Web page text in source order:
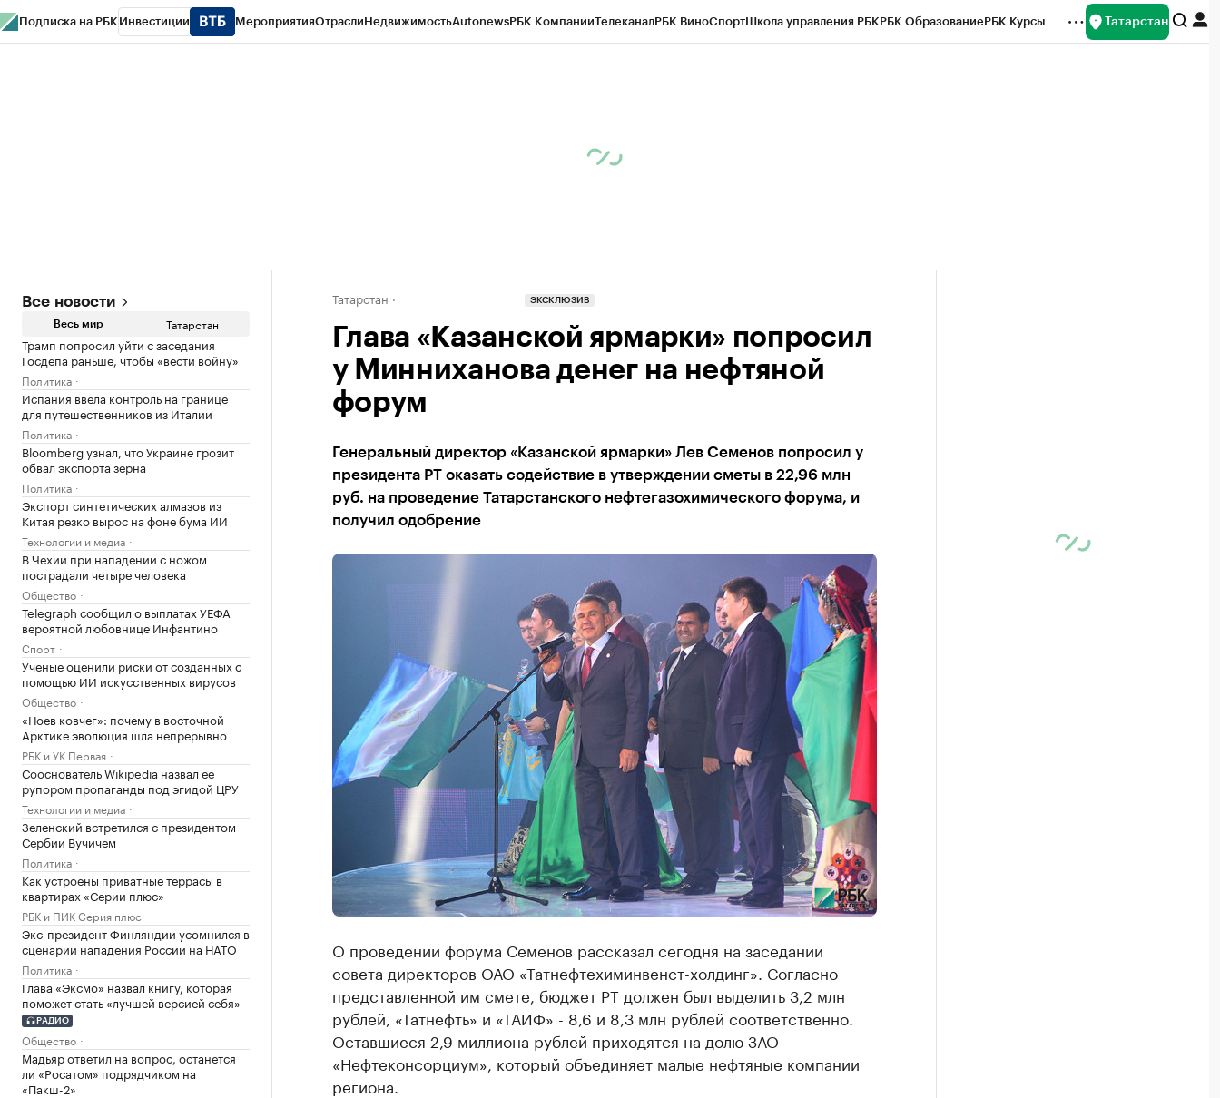
Подписка на РБК Инвестиции МероприятияОтраслиНедвижимостьAutonewsРБК КомпанииТелеканалРБК ВиноСпортШкола управления РБКРБК ОбразованиеРБК Курсы Татарстан
Все новости
Весь мир Татарстан
Трамп попросил уйти с заседания
Госдепа раньше, чтобы «вести войну»
Политика
Испания ввела контроль на границе
для путешественников из Италии
Политика
Bloomberg узнал, что Украине грозит
обвал экспорта зерна
Политика
Экспорт синтетических алмазов из
Китая резко вырос на фоне бума ИИ
Технологии и медиа
В Чехии при нападении с ножом
пострадали четыре человека
Общество
Telegraph сообщил о выплатах УЕФА
вероятной любовнице Инфантино
Спорт
Ученые оценили риски от созданных с
помощью ИИ искусственных вирусов
Общество
«Ноев ковчег»: почему в восточной
Арктике эволюция шла непрерывно
РБК и УК Первая
Сооснователь Wikipedia назвал ее
рупором пропаганды под эгидой ЦРУ
Технологии и медиа
Зеленский встретился с президентом
Сербии Вучичем
Политика
Как устроены приватные террасы в
квартирах «Серии плюс»
РБК и ПИК Серия плюс
Экс-президент Финляндии усомнился в
сценарии нападения России на НАТО
Политика
Глава «Эксмо» назвал книгу, которая
поможет стать «лучшей версией себя»
РАДИО
Общество
Мадьяр ответил на вопрос, останется
ли «Росатом» подрядчиком на
«Пакш-2»
Татарстан ЭКСКЛЮЗИВ
Глава «Казанской ярмарки» попросил
у Минниханова денег на нефтяной
форум
Генеральный директор «Казанской ярмарки» Лев Семенов попросил у
президента РТ оказать содействие в утверждении сметы в 22,96 млн
руб. на проведение Татарстанского нефтегазохимического форума, и
получил одобрение
О проведении форума Семенов рассказал сегодня на заседании
совета директоров ОАО «Татнефтехиминвенст-холдинг». Согласно
представленной им смете, бюджет РТ должен был выделить 3,2 млн
рублей, «Татнефть» и «ТАИФ» - 8,6 и 8,3 млн рублей соответственно.
Оставшиеся 2,9 миллиона рублей приходятся на долю ЗАО
«Нефтеконсорциум», который объединяет малые нефтяные компании
региона.